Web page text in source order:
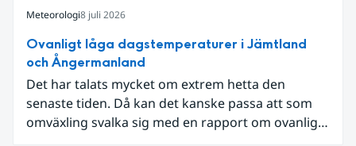
Meteorologi8 juli 2026
Ovanligt låga dagstemperaturer i Jämtland
och Ångermanland
Det har talats mycket om extrem hetta den
senaste tiden. Då kan det kanske passa att som
omväxling svalka sig med en rapport om ovanligt